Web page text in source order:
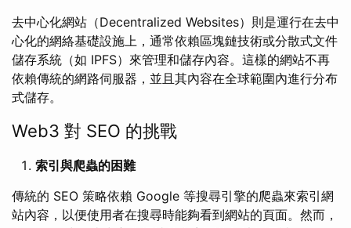
去中心化網站（Decentralized Websites）則是運行在去中
心化的網絡基礎設施上，通常依賴區塊鏈技術或分散式文件
儲存系統（如 IPFS）來管理和儲存內容。這樣的網站不再
依賴傳統的網路伺服器，並且其內容在全球範圍內進行分布
式儲存。
Web3 對 SEO 的挑戰
索引與爬蟲的困難
傳統的 SEO 策略依賴 Google 等搜尋引擎的爬蟲來索引網
站內容，以便使用者在搜尋時能夠看到網站的頁面。然而，